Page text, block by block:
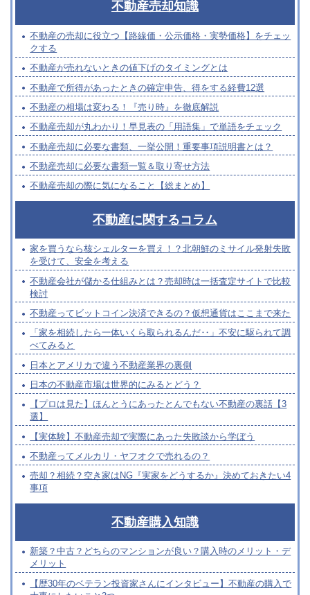
不動産売却知識
不動産の売却に役立つ【路線価・公示価格・実勢価格】をチェッ
クする
不動産が売れないときの値下げのタイミングとは
不動産で所得があったときの確定申告、得をする経費12選
不動産の相場は変わる！『売り時』を徹底解説
不動産売却が丸わかり！早見表の「用語集」で単語をチェック
不動産売却に必要な書類、一挙公開！重要事項説明書とは？
不動産売却に必要な書類一覧＆取り寄せ方法
不動産売却の際に気になること【総まとめ】
不動産に関するコラム
家を買うなら核シェルターを買え！？北朝鮮のミサイル発射失敗
を受けて、安全を考える
不動産会社が儲かる仕組みとは？売却時は一括査定サイトで比較
検討
不動産ってビットコイン決済できるの？仮想通貨はここまで来た
「家を相続したら一体いくら取られるんだ‥」不安に駆られて調
べてみると
日本とアメリカで違う不動産業界の裏側
日本の不動産市場は世界的にみるとどう？
【プロは見た】ほんとうにあったとんでもない不動産の裏話【3
選】
【実体験】不動産売却で実際にあった失敗談から学ぼう
不動産ってメルカリ・ヤフオクで売れるの？
売却？相続？空き家はNG『実家をどうするか』決めておきたい4
事項
不動産購入知識
新築？中古？どちらのマンションが良い？購入時のメリット・デ
メリット
【歴30年のベテラン投資家さんにインタビュー】不動産の購入で